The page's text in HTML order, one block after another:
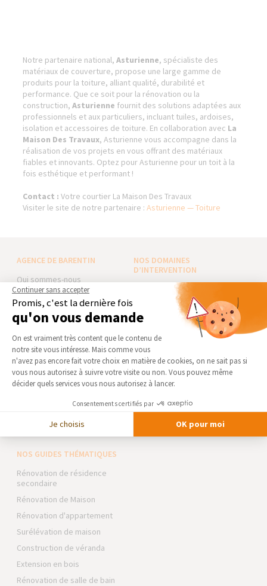
Notre partenaire national,Asturienne, spécialiste des
matériaux de couverture, propose une large gamme de
produits pour la toiture, alliant qualité, durabilité et
performance. Que ce soit pour la rénovation ou la
construction,Asturienne fournit des solutions adaptées aux
professionnels et aux particuliers, incluant tuiles, ardoises,
isolation et accessoires de toiture. En collaboration avec La
Maison Des Travaux, Asturienne vous accompagne dans la
réalisation de vos projets en vous offrant des matériaux
fiables et innovants. Optez pour Asturienne pour un toit à la
fois esthétique et performant !
Contact :Votre courtier La Maison Des Travaux
Visiter le site de notre partenaire :Asturienne — Toiture
AGENCE DE BARENTIN
Qui sommes-nous
Actualités
Notre charte qualité
Partenaires
Trouver une agence
Devenir franchisé
Foire aux Questions
Mentions légales
NOS DOMAINES
D’INTERVENTION
RÉNOVATION INTÉRIEURE
TRAVAUX EXTÉRIEURS
NOS PARTENAIRES
La Maison des Architectes
Expert Bricolage
Des travaux pour les pros ?
NOS GUIDES THÉMATIQUES
Rénovation de résidence
secondaire
Rénovation de Maison
Rénovation d'appartement
Surélévation de maison
Construction de véranda
Extension en bois
Rénovation de salle de bain
Continuer sans accepter
Promis, c'est la dernière fois
qu'on vous demande
Plateforme de Gestion du
On est vraiment très content que le contenu de
notre site vous intéresse. Mais comme vous
n'avez pas encore fait votre choix en matière de cookies, on ne sait pas si
vous nous autorisez à suivre votre visite ou non. Vous pouvez même
décider quels services vous nous autorisez à lancer.
Consentements certifiés par
Je choisis OK pour moi
Axeptio consent